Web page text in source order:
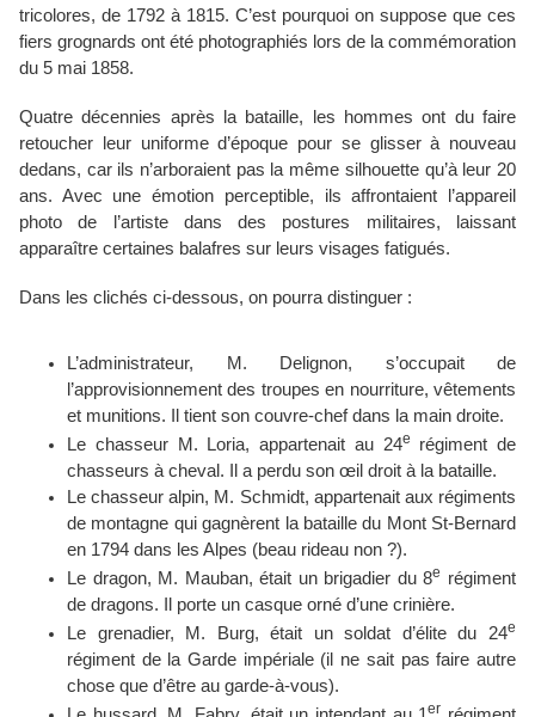
tricolores, de 1792 à 1815. C’est pourquoi on suppose que ces
fiers grognards ont été photographiés lors de la commémoration
du 5 mai 1858.
Quatre décennies après la bataille, les hommes ont du faire
retoucher leur uniforme d’époque pour se glisser à nouveau
dedans, car ils n’arboraient pas la même silhouette qu’à leur 20
ans. Avec une émotion perceptible, ils affrontaient l’appareil
photo de l’artiste dans des postures militaires, laissant
apparaître certaines balafres sur leurs visages fatigués.
Dans les clichés ci-dessous, on pourra distinguer :
L’administrateur, M. Delignon, s’occupait de
l’approvisionnement des troupes en nourriture, vêtements
et munitions. Il tient son couvre-chef dans la main droite.
Le chasseur M. Loria, appartenait au 24e
régiment de
chasseurs à cheval. Il a perdu son œil droit à la bataille.
Le chasseur alpin, M. Schmidt, appartenait aux régiments
de montagne qui gagnèrent la bataille du Mont St-Bernard
en 1794 dans les Alpes (beau rideau non ?).
Le dragon, M. Mauban, était un brigadier du 8e régiment
de dragons. Il porte un casque orné d’une crinière.
Le grenadier, M. Burg, était un soldat d’élite du 24e
régiment de la Garde impériale (il ne sait pas faire autre
chose que d’être au garde-à-vous).
er